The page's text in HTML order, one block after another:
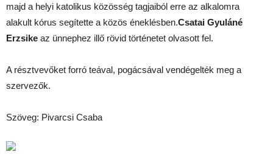
majd a helyi katolikus közösség tagjaiból erre az alkalomra
alakult kórus segítette a közös éneklésben.Csatai Gyuláné
Erzsike az ünnephez illő rövid történetet olvasott fel.
A résztvevőket forró teával, pogácsával vendégelték meg a
szervezők.
Szöveg: Pivarcsi Csaba